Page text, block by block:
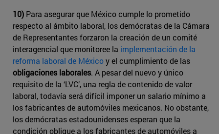
10) Para asegurar que México cumple lo prometido
respecto al ámbito laboral, los demócratas de la Cámara
de Representantes forzaron la creación de un comité
interagencial que monitoree la implementación de la ​
reforma laboral de Méxicoy el cumplimiento de las
obligaciones laborales. A pesar del nuevo y único
requisito de la ‘LVC’, una regla de contenido de valor
laboral, todavía será difícil imponer un salario mínimo a
los fabricantes de automóviles mexicanos. No obstante,
los demócratas estadounidenses esperan que la
condición obligue a los fabricantes de automóviles a